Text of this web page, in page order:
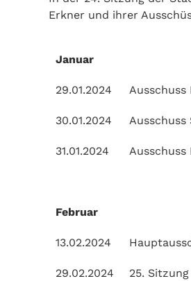
Erkner und ihrer
Januar
29.01.2024 Ausschuss
30.01.2024
31.01.2024
Februar
13.02.2024
29.02.2024 25.